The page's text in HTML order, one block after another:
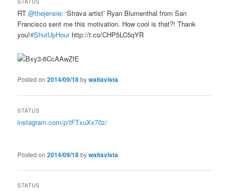
STATUS
RT@thejensie: ‘Strava artist’ Ryan Blumenthal from San
Francisco sent me this motivation. How cool is that?! Thank
you!#ShutUpHourhttp://t.co/CHP5LC5qYR
Posted on2014/09/18bywaltavista
STATUS
instagram.com/p/tFTxuXx70z/
Posted on2014/09/18bywaltavista
STATUS